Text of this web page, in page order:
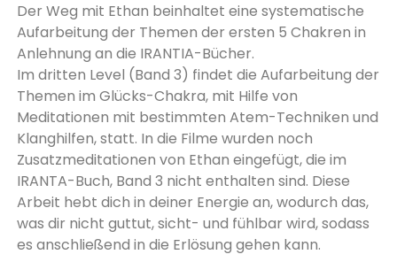
Der Weg mit Ethan beinhaltet eine systematische
Aufarbeitung der Themen der ersten 5 Chakren in
Anlehnung an die IRANTIA-Bücher.
Im dritten Level (Band 3) findet die Aufarbeitung der
Themen im Glücks-Chakra, mit Hilfe von
Meditationen mit bestimmten Atem-Techniken und
Klanghilfen, statt. In die Filme wurden noch
Zusatzmeditationen von Ethan eingefügt, die im
IRANTA-Buch, Band 3 nicht enthalten sind. Diese
Arbeit hebt dich in deiner Energie an, wodurch das,
was dir nicht guttut, sicht- und fühlbar wird, sodass
es anschließend in die Erlösung gehen kann.